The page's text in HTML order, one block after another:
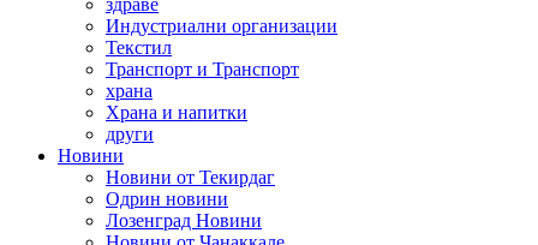
здраве
Индустриални организации
Текстил
Транспорт и Транспорт
храна
Храна и напитки
други
Новини
Новини от Текирдаг
Одрин новини
Лозенград Новини